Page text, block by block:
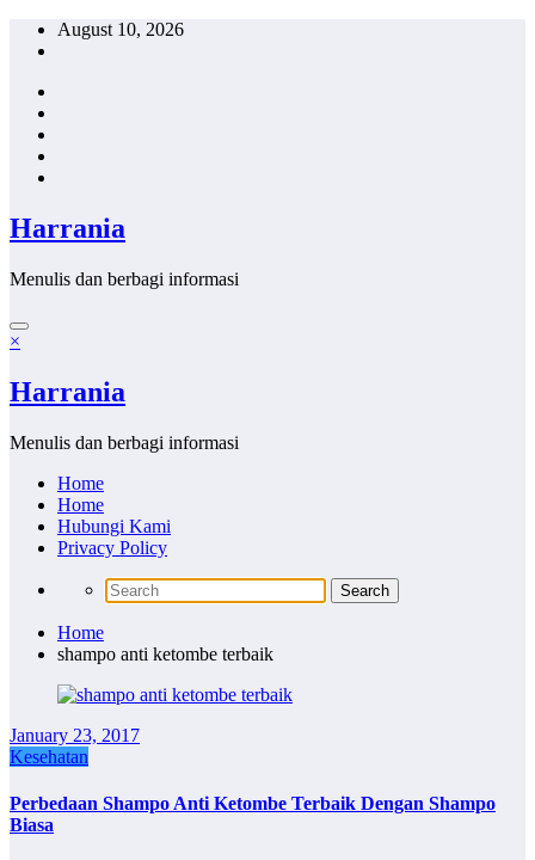
Skip
August 10, 2026
Harrania
Menulis dan berbagi informasi
×
Harrania
Menulis dan berbagi informasi
Home
Home
Hubungi Kami
Privacy Policy
Home
shampo anti ketombe terbaik
January 23, 2017
Kesehatan
Perbedaan Shampo Anti Ketombe Terbaik Dengan Shampo
Biasa